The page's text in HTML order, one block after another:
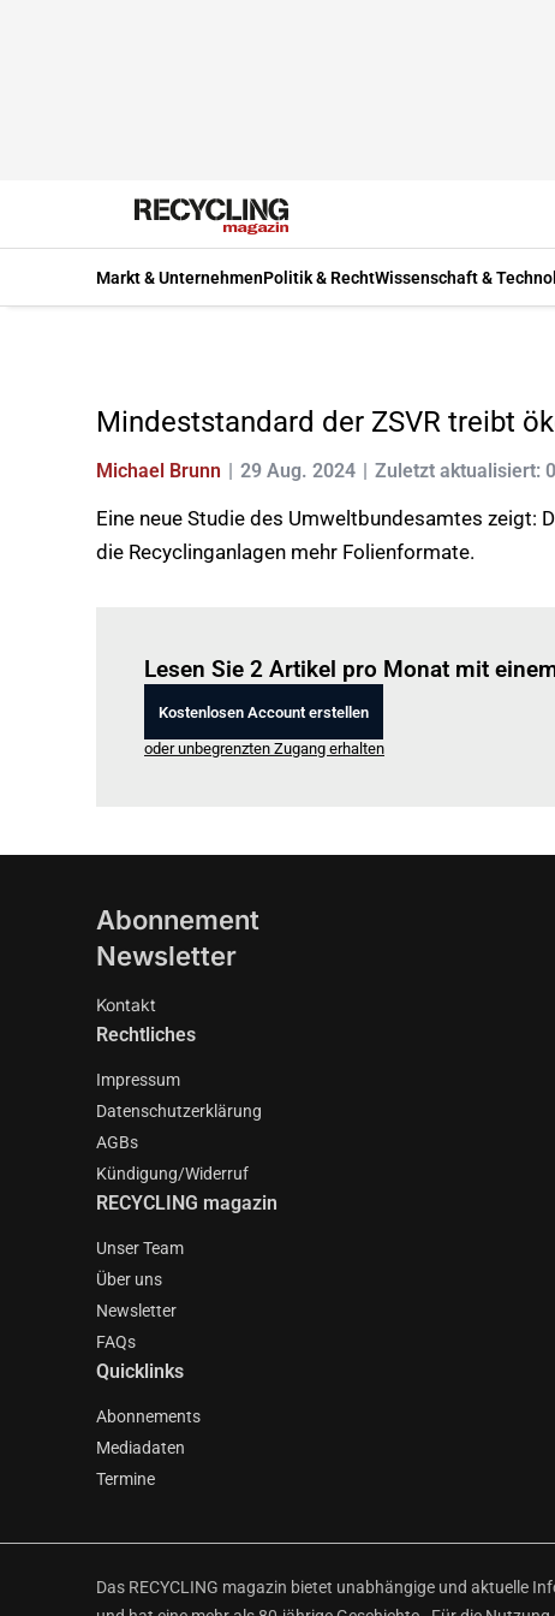
Markt & UnternehmenPolitik & RechtWissenschaft &
Mindeststandard der ZSVR treibt
Michael Brunn 29 Aug. 2024 Zuletzt aktualisiert:
Eine neue Studie des Umweltbundesamtes
die Recyclinganlagen mehr Folienformate.
Lesen Sie 2 Artikel pro Monat mit
Kostenlosen Account erstellen
oder unbegrenzten Zugang erhalten
Abonnement
Newsletter
Kontakt
Rechtliches
Impressum
Datenschutzerklärung
AGBs
Kündigung/Widerruf
RECYCLING magazin
Unser Team
Über uns
Newsletter
FAQs
Quicklinks
Abonnements
Mediadaten
Termine
Das RECYCLING magazin bietet unabhängige und aktuelle